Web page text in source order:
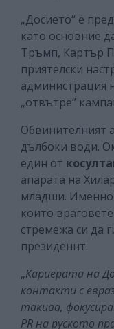
„Досието“ е
като основние
Тръмп, Картър
приятелски
администрация
„отвътре”
Обвинителният
дълбоки води.
един от
апарата на
младши. Именно
които
стремежа си да
президеннт.
„Кариерата на
контакти с
такива,
PR на руското